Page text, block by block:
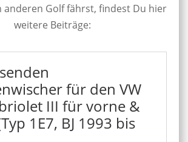
anderen Golf fährst, findest Du hier
weitere Beiträge:
für den VW
III für vorne &
1E7, BJ 1993 bis